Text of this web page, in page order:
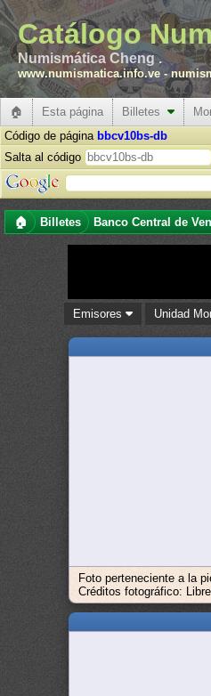
Catálogo
Numismática Cheng .
www.numismatica.info.ve -
🏠 Esta página Billetes
Código de página bbcv10bs-db
Salta al código
🏠 Billetes Banco Central de
Emisores Unidad
Foto perteneciente a la
Créditos fotográfico: